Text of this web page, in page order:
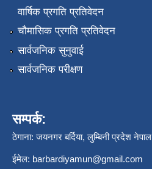
वार्षिक प्रगति प्रतिवेदन
चौमासिक प्रगति प्रतिवेदन
सार्वजनिक सुनुवाई
सार्वजनिक परीक्षण
सम्पर्क:
ठेगाना: जयनगर बर्दिया, लुम्बिनी प्रदेश नेपाल
ईमेल: barbardiyamun@gmail.com